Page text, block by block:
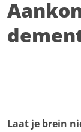
Laat je brein